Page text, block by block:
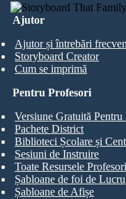
Ajutor
Ajutor și întrebări
Storyboard Creator
Cum se imprimă
Pentru Profesori
Versiune Gratuită Pentru
Pachete District
Biblioteci Școlare și
Sesiuni de Instruire
Toate Resursele
Șabloane de foi de Lucru
Șabloane de Afișe